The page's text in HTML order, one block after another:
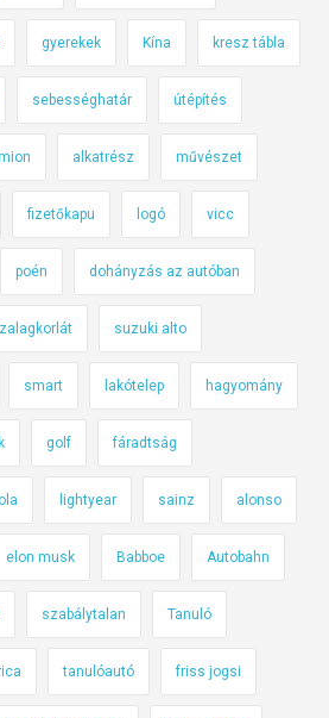
gyerekek Kína kresz tábla
sebességhatár útépítés
alkatrész művészet
fizetőkapu logó vicc
poén dohányzás az autóban
suzuki alto
smart lakótelep hagyomány
golf fáradtság
lightyear sainz alonso
elon musk Babboe Autobahn
szabálytalan Tanuló
tanulóautó friss jogsi